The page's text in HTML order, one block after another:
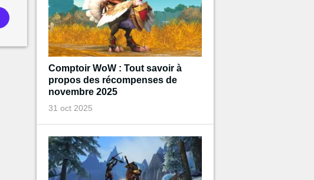
Comptoir WoW : Tout savoir à
propos des récompenses de
novembre 2025
31 oct 2025